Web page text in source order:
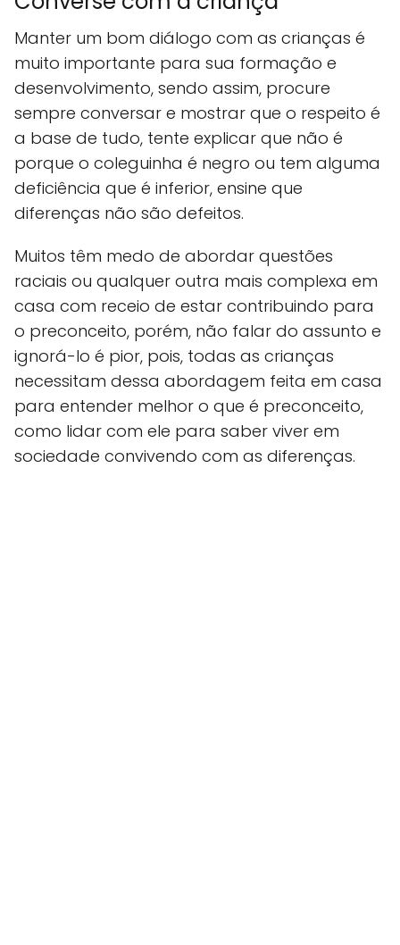
Manter um bom diálogo com as crianças é
muito importante para sua formação e
desenvolvimento, sendo assim, procure
sempre conversar e mostrar que o respeito é
a base de tudo, tente explicar que não é
porque o coleguinha é negro ou tem alguma
deficiência que é inferior, ensine que
diferenças não são defeitos.
Muitos têm medo de abordar questões
raciais ou qualquer outra mais complexa em
casa com receio de estar contribuindo para
o preconceito, porém, não falar do assunto e
ignorá-lo é pior, pois, todas as crianças
necessitam dessa abordagem feita em casa
para entender melhor o que é preconceito,
como lidar com ele para saber viver em
sociedade convivendo com as diferenças.